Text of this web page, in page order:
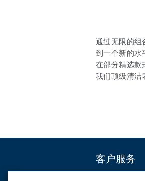
通过无限的组
到一个新的水
在部分精选款
我们顶级清洁
客户服务